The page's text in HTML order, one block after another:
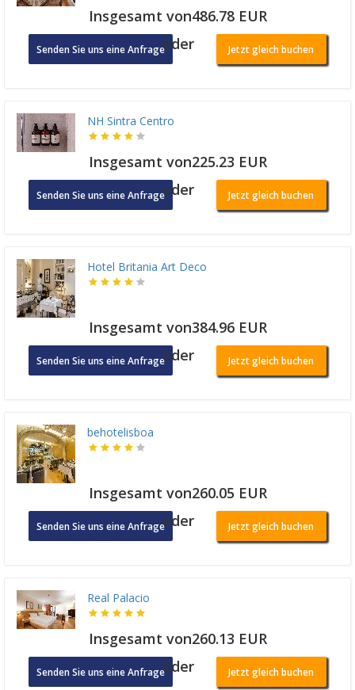
Insgesamt von486.78 EUR
Senden Sie uns eine Anfrageoder Jetzt gleich buchen
NH Sintra Centro
Insgesamt von225.23 EUR
Senden Sie uns eine Anfrageoder Jetzt gleich buchen
Hotel Britania Art Deco
Insgesamt von384.96 EUR
Senden Sie uns eine Anfrageoder Jetzt gleich buchen
behotelisboa
Insgesamt von260.05 EUR
Senden Sie uns eine Anfrageoder Jetzt gleich buchen
Real Palacio
Insgesamt von260.13 EUR
Senden Sie uns eine Anfrageoder Jetzt gleich buchen